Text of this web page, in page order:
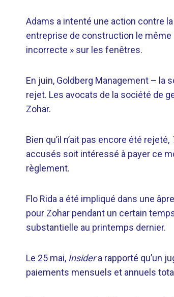
Adams a intenté une action contre
entreprise de construction le même
incorrecte » sur les fenêtres.
En juin, Goldberg Management – ​​la
rejet. Les avocats de la société de
Zohar.
Bien qu’il n’ait pas encore été rejeté,
accusés soit intéressé à payer ce
règlement.
Flo Rida a été impliqué dans une
pour Zohar pendant un certain
substantielle au printemps dernier.
Le 25 mai, Insidera rapporté qu’un
paiements mensuels et annuels